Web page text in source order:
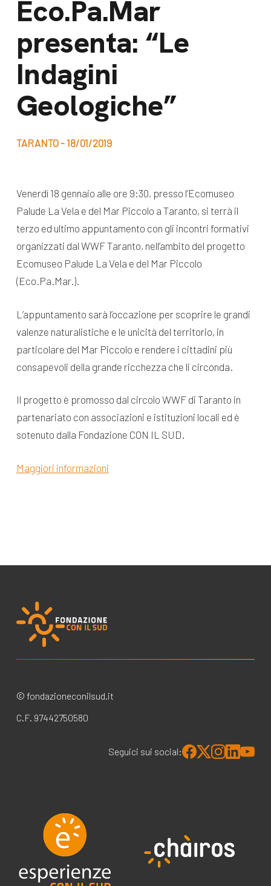
Eco.Pa.Mar
presenta: “Le
Indagini
Geologiche”
TARANTO - 18/01/2019
Venerdì 18 gennaio alle ore 9:30, presso l’Ecomuseo
Palude La Vela e del Mar Piccolo a Taranto, si terrà il
terzo ed ultimo appuntamento con gli incontri formativi
organizzati dal WWF Taranto, nell’ambito del progetto
Ecomuseo Palude La Vela e del Mar Piccolo
(Eco.Pa.Mar.).
L’appuntamento sarà l’occazione per scoprire le grandi
valenze naturalistiche e le unicità del territorio, in
particolare del Mar Piccolo e rendere i cittadini più
consapevoli della grande ricchezza che li circonda.
Il progetto è promosso dal circolo WWF di Taranto in
partenariato con associazioni e istituzioni locali ed è
sotenuto dalla Fondazione CON IL SUD.
Maggiori informazioni
© fondazioneconilsud.it
C.F. 97442750580
Seguici sui social:
Lavora con noi
Bilancio di
missione
News e
appuntamenti
News
Campagne
Docufilm